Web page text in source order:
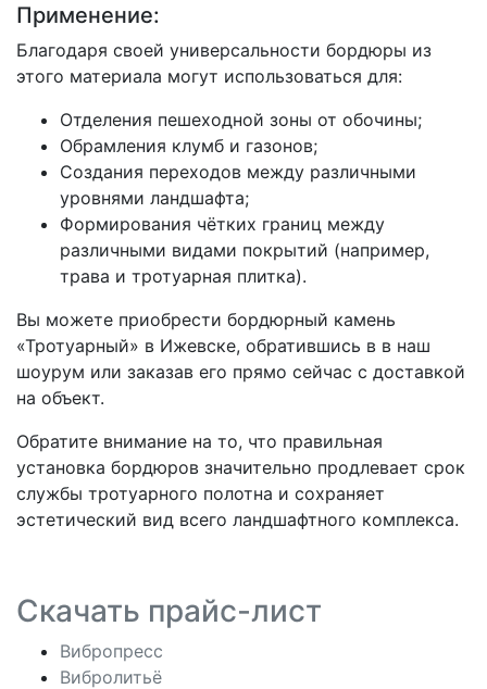
Применение:
Благодаря своей универсальности бордюры из
этого материала могут использоваться для:
Отделения пешеходной зоны от обочины;
Обрамления клумб и газонов;
Создания переходов между различными
уровнями ландшафта;
Формирования чётких границ между
различными видами покрытий (например,
трава и тротуарная плитка).
Вы можете приобрести бордюрный камень
«Тротуарный» в Ижевске, обратившись в в наш
шоурум или заказав его прямо сейчас с доставкой
на объект.
Обратите внимание на то, что правильная
установка бордюров значительно продлевает срок
службы тротуарного полотна и сохраняет
эстетический вид всего ландшафтного комплекса.
Скачать прайс-лист
Вибропресс
Вибролитьё